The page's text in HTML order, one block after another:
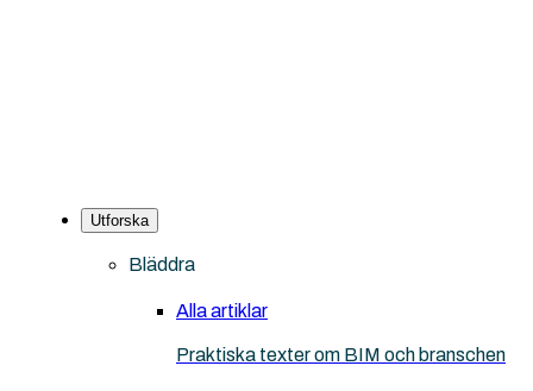
Utforska
Bläddra
Alla artiklar
Praktiska texter om BIM och branschen